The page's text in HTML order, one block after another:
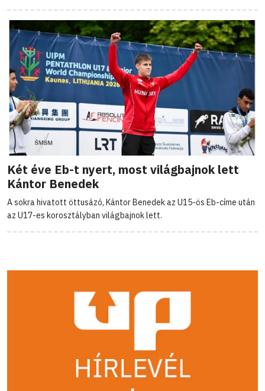
Két éve Eb-t nyert, most világbajnok lett
Kántor Benedek
A sokra hivatott öttusázó, Kántor Benedek az U15-ös Eb-címe után
az U17-es korosztályban világbajnok lett.